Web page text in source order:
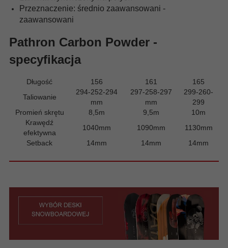
Przeznaczenie: średnio zaawansowani -
zaawansowani
Pathron Carbon Powder -
specyfikacja
Długość 156 161
165
Taliowanie
294-252-294
mm
297-258-297
mm
299-260-
299
Promień skrętu
8,5m 9,5m
10m
Krawędź
efektywna
1040mm 1090mm
1130mm
Setback
14mm 14mm 14mm